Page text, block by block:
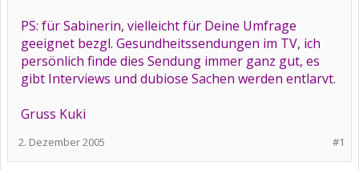
PS: für Sabinerin, vielleicht für Deine Umfrage
geeignet bezgl. Gesundheitssendungen im TV, ich
persönlich finde dies Sendung immer ganz gut, es
gibt Interviews und dubiose Sachen werden entlarvt.
Gruss Kuki
#1
2. Dezember 2005